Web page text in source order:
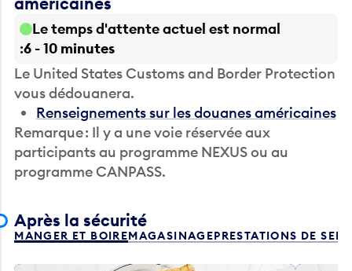
Le temps d'attente actuel est normal
6 - 10 minutes
Le United States Customs and Border Protection
vous dédouanera.
Renseignements sur les douanes américaines
Remarque : Il y a une voie réservée aux
participants au programme NEXUS ou au
programme CANPASS.
Après la sécurité
MANGER ET BOIREMAGASINAGEPRESTATIONS DE